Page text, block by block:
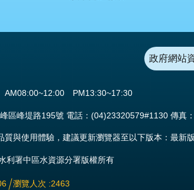
政府網站
AM08:00~12:00 PM13:30~17:30
區峰堤路195號 電話：(04)23320579#1130 傳真
質與使用體驗，建議更新瀏覽器至以下版本：最新
利署中區水資源分署版權所有
瀏覽人次 2463